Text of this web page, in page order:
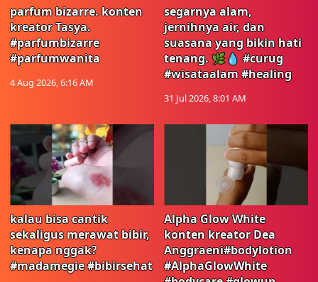
parfum bizarre. konten
kreator Tasya.
#parfumbizarre
#parfumwanita
4 Aug 2026, 6:16 AM
segarnya alam,
jernihnya air, dan
suasana yang bikin hati
tenang. 🌿💧 #curug
#wisataalam #healing
31 Jul 2026, 8:01 AM
kalau bisa cantik
sekaligus merawat bibir,
kenapa nggak?
#madamegie #bibirsehat
Alpha Glow White
konten kreator Dea
Anggraeni#bodylotion
#AlphaGlowWhite